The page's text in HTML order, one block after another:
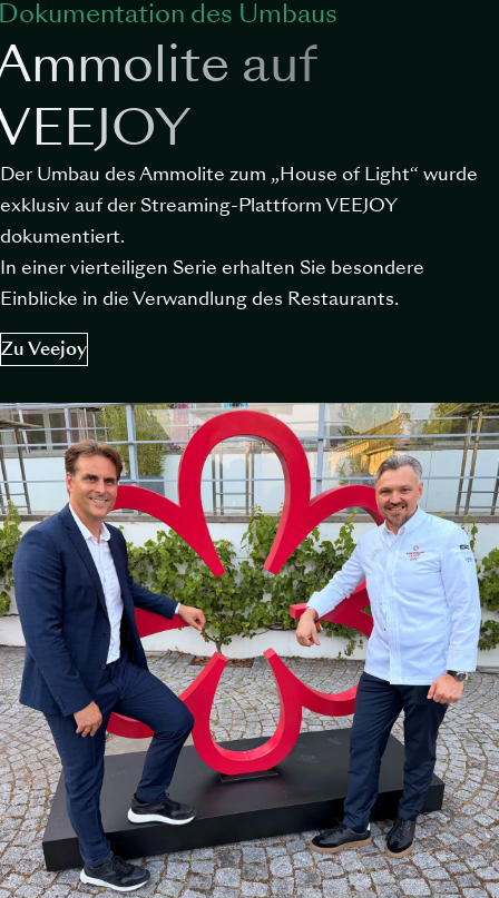
des Umbaus
auf
Der Umbau des Ammolite zum „House of Light“ wurde
exklusiv auf der Streaming-Plattform VEEJOY
dokumentiert.
In einer vierteiligen Serie erhalten Sie besondere
Einblicke in die Verwandlung des Restaurants.
Zu Veejoy